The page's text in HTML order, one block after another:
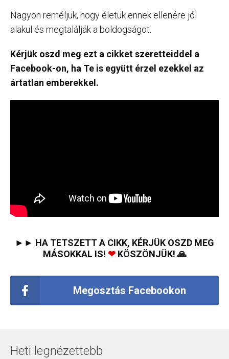
Nagyon reméljük, hogy életük ennek ellenére jól
alakul és megtalálják a boldogságot.
Kérjük oszd meg ezt a cikket szeretteiddel a
Facebook-on, ha Te is együtt érzel ezekkel az
ártatlan emberekkel.
►► HA TETSZETT A CIKK, KÉRJÜK OSZD MEG
MÁSOKKAL IS! ❤KÖSZÖNJÜK! 🙏
Megosztás Facebookon
Heti legnézettebb